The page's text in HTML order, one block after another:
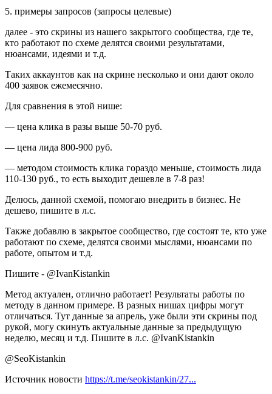
5. примеры запросов (запросы целевые)
далее - это скрины из нашего закрытого сообщества, где те,
кто работают по схеме делятся своими результатами,
нюансами, идеями и т.д.
Таких аккаунтов как на скрине несколько и они дают около
400 заявок ежемесячно.
Для сравнения в этой нише:
— цена клика в разы выше 50-70 руб.
— цена лида 800-900 руб.
— методом стоимость клика гораздо меньше, стоимость лида
110-130 руб., то есть выходит дешевле в 7-8 раз!
Делюсь, данной схемой, помогаю внедрить в бизнес. Не
дешево, пишите в л.с.
Также добавлю в закрытое сообщество, где состоят те, кто уже
работают по схеме, делятся своими мыслями, нюансами по
работе, опытом и т.д.
Пишите - @IvanKistankin
Метод актуален, отлично работает! Результаты работы по
методу в данном примере. В разных нишах цифры могут
отличаться. Тут данные за апрель, уже были эти скрины под
рукой, могу скинуть актуальные данные за предыдущую
неделю, месяц и т.д. Пишите в л.с. @IvanKistankin
@SeoKistankin
Источник новости https://t.me/seokistankin/27...